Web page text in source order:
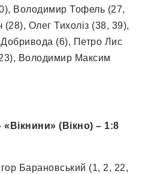
Володимир Тофель (27,
Олег Тихоліз (38, 39),
(6), Петро Лис
Володимир Максим
(Вікно) – 1:8
Барановський (1, 2, 22,